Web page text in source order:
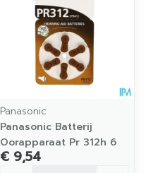
Panasonic
Panasonic Batterij
Oorapparaat Pr 312h 6
€ 9,54